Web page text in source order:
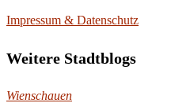
Impressum & Datenschutz
Weitere Stadtblogs
Wienschauen